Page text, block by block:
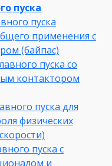
пуска
пуска
применения с
(байпас)
пуска со
контактором
пуска для
физических
пуска с
и